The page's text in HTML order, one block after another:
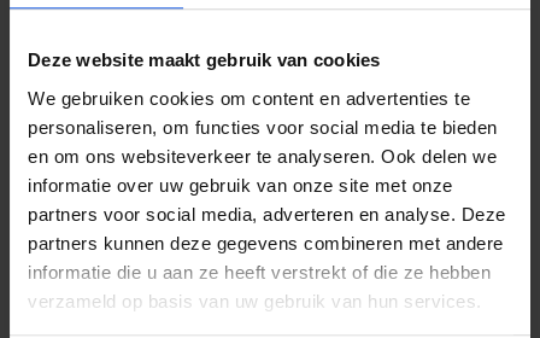
Deze website maakt gebruik van cookies
We gebruiken cookies om content en advertenties te
personaliseren, om functies voor social media te bieden
en om ons websiteverkeer te analyseren. Ook delen we
informatie over uw gebruik van onze site met onze
partners voor social media, adverteren en analyse. Deze
partners kunnen deze gegevens combineren met andere
informatie die u aan ze heeft verstrekt of die ze hebben
verzameld op basis van uw gebruik van hun services.